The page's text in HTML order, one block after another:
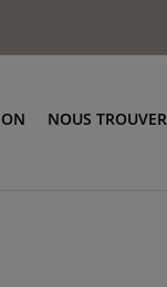
NOUS TROUVER